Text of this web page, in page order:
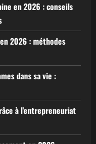
en 2026 : conseils
2026 : méthodes
dans sa vie :
à l’entrepreneuriat